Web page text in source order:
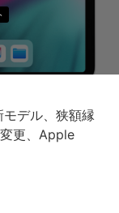
デル、狭額縁
更、Apple